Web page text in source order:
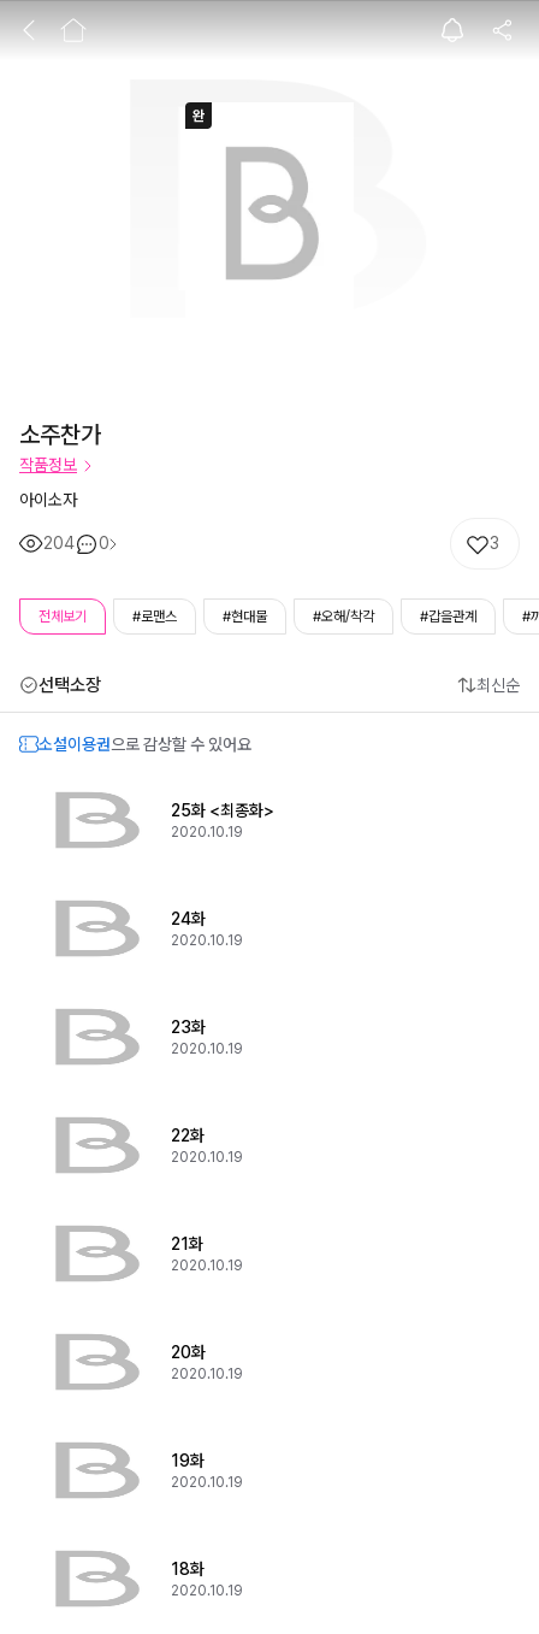
소주찬가
소주찬가
작품정보
아이소자
204 0 3
전체보기 #로맨스 #현대물 #오해/착각 #갑을관계 #
선택소장 최신순
소설이용권으로 감상할 수 있어요
25화 <최종화>
2020.10.19
24화
2020.10.19
23화
2020.10.19
22화
2020.10.19
21화
2020.10.19
20화
2020.10.19
19화
2020.10.19
18화
2020.10.19